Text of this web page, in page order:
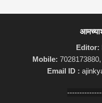
Editor:
Mobile:
Email ID :